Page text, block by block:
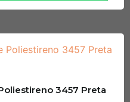
3457 Preta